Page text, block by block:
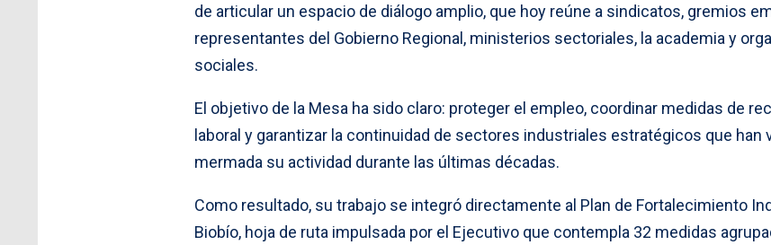
de articular un espacio de diálogo amplio, que hoy reúne a sindicatos, gremios
representantes del Gobierno Regional, ministerios sectoriales, la academia y
sociales.
El objetivo de la Mesa ha sido claro: proteger el empleo, coordinar medidas de
laboral y garantizar la continuidad de sectores industriales estratégicos que han
mermada su actividad durante las últimas décadas.
Como resultado, su trabajo se integró directamente al Plan de Fortalecimiento
Biobío, hoja de ruta impulsada por el Ejecutivo que contempla 32 medidas